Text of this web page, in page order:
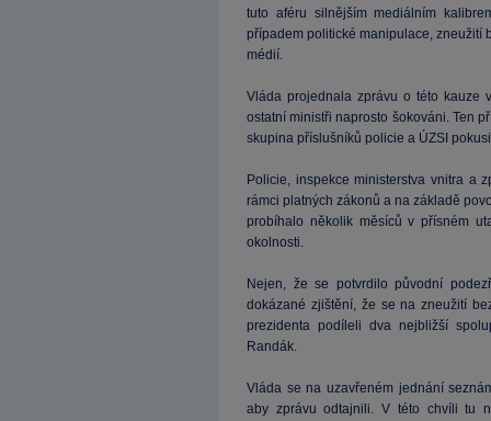
tuto aféru silnějším mediálním
případem politické manipulace, zneužití
médií.
Vláda projednala zprávu o této kauze
ostatní ministři naprosto šokováni. Ten
skupina příslušníků policie a ÚZSI
Policie, inspekce ministerstva vnitra a
rámci platných zákonů a na základě
probíhalo několik měsíců v přísném
okolnosti.
Nejen, že se potvrdilo původní
dokázané zjištění, že se na zneužití
prezidenta podíleli dva nejbližší
Randák.
Vláda se na uzavřeném jednání
aby zprávu odtajnili. V této chvíli tu